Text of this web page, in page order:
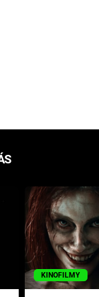
KINOFILMY